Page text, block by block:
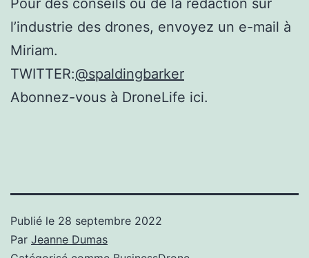
Pour des conseils ou de la rédaction sur
l’industrie des drones, envoyez un e-mail à
Miriam.
TWITTER:@spaldingbarker
Abonnez-vous à DroneLife ici.
Publié le 28 septembre 2022
Par Jeanne Dumas